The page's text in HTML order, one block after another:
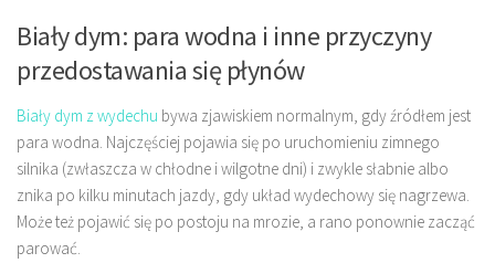
Biały dym: para wodna i inne przyczyny
przedostawania się płynów
Biały dym z wydechu bywa zjawiskiem normalnym, gdy źródłem jest
para wodna. Najczęściej pojawia się po uruchomieniu zimnego
silnika (zwłaszcza w chłodne i wilgotne dni) i zwykle słabnie albo
znika po kilku minutach jazdy, gdy układ wydechowy się nagrzewa.
Może też pojawić się po postoju na mrozie, a rano ponownie zacząć
parować.